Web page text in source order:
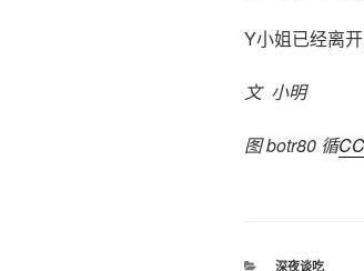
Y小姐已经离
文 小明
图 botr80 循
分
深夜谈吃